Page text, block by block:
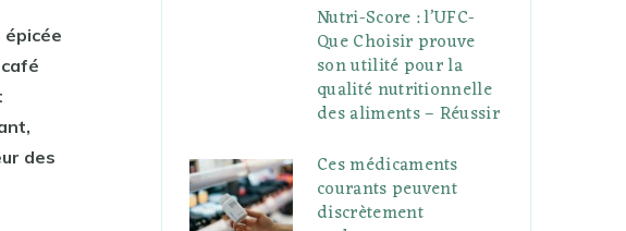
des
Nutri-Score : l’UFC-
Que Choisir prouve
son utilité pour la
qualité nutritionnelle
des aliments – Réussir
Ces médicaments
courants peuvent
discrètement